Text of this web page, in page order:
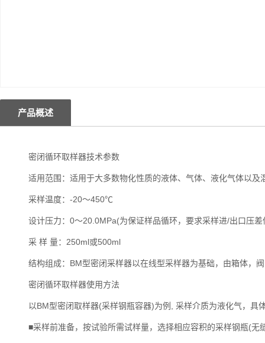
产品概述
密闭循环取样器技术参数
适用范围：适用于大多数物化性质的液体、气体、液化气体以及
采样温度：-20～450℃
设计压力：0～20.0MPa(为保证样品循环，要求采样进/出口压差
采 样 量：250ml或500ml
结构组成：BM型密闭采样器以在线型采样器为基础，由箱体，
密闭循环取样器使用方法
以BM型密闭取样器(采样钢瓶容器)为例, 采样介质为液化气，具
■采样前准备，按试验所需试样量，选择相应容积的采样钢瓶(无